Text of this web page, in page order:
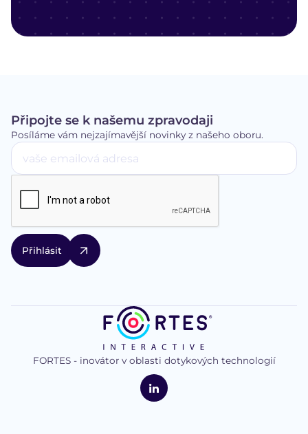
Připojte se k našemu zpravodaji
Posíláme vám nejzajímavější novinky z našeho oboru.
logo
Interactive
FORTES - inovátor v oblasti dotykových technologií
LinkedIn